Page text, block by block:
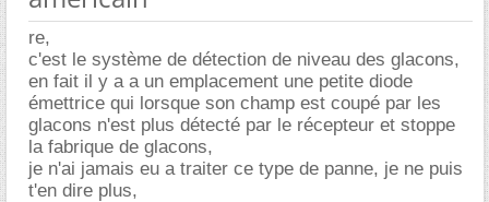
re,
c'est le système de détection de niveau des glacons,
en fait il y a a un emplacement une petite diode
émettrice qui lorsque son champ est coupé par les
glacons n'est plus détecté par le récepteur et stoppe
la fabrique de glacons,
je n'ai jamais eu a traiter ce type de panne, je ne puis
t'en dire plus,